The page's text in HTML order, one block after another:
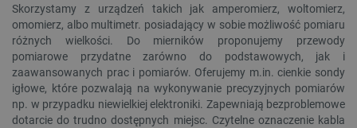
Skorzystamy z urządzeń takich jak amperomierz, woltomierz,
omomierz, albo multimetr. posiadający w sobie możliwość pomiaru
różnych wielkości. Do mierników proponujemy przewody
pomiarowe przydatne zarówno do podstawowych, jak i
zaawansowanych prac i pomiarów. Oferujemy m.in. cienkie sondy
igłowe, które pozwalają na wykonywanie precyzyjnych pomiarów
np. w przypadku niewielkiej elektroniki. Zapewniają bezproblemowe
dotarcie do trudno dostępnych miejsc. Czytelne oznaczenie kabla